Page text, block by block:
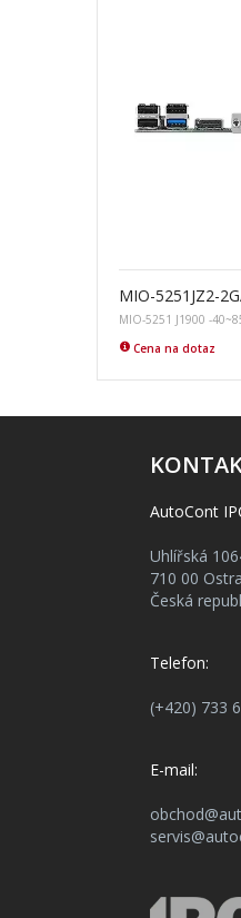
MIO-5251JZ2-
MIO-5251 J1900 -
Cena na dotaz
AutoCont
Uhlířská
710 00
Česká
Telefon:
(+420) 733
E-mail: